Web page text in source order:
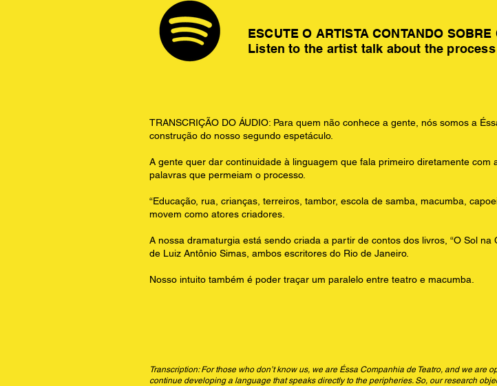
ESCUTE O ARTISTA CONTANDO SOBRE
Listen to the artist talk about the process
TRANSCRIÇÃO DO ÁUDIO: Para quem não conhece a gente, nós somos a
construção do nosso segundo espetáculo.
A gente quer dar continuidade à linguagem que fala primeiro diretamente
palavras que permeiam o processo.
“Educação, rua, crianças, terreiros, tambor, escola de samba, macumba,
movem como atores criadores.
A nossa dramaturgia está sendo criada a partir de contos dos livros, “O Sol na
de Luiz Antônio Simas, ambos escritores do Rio de Janeiro.
Nosso intuito também é poder traçar um paralelo entre teatro e macumba.
Transcription: For those who don’t know us, we are Éssa Companhia de Teatro, and we
continue developing a language that speaks directly to the peripheries. So, our research